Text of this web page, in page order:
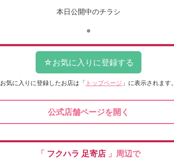
本日公開中のチラシ
お気に入りに登録したお店は 「 トップページ 」に表示されます。
公式店舗ページを開く
「 フクハラ 足寄店 」周辺で